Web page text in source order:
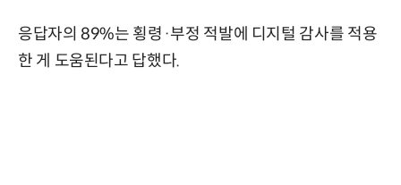
응답자의 89%는 횡령·부정 적발에 디지털 감사를 적용
한 게 도움된다고 답했다.